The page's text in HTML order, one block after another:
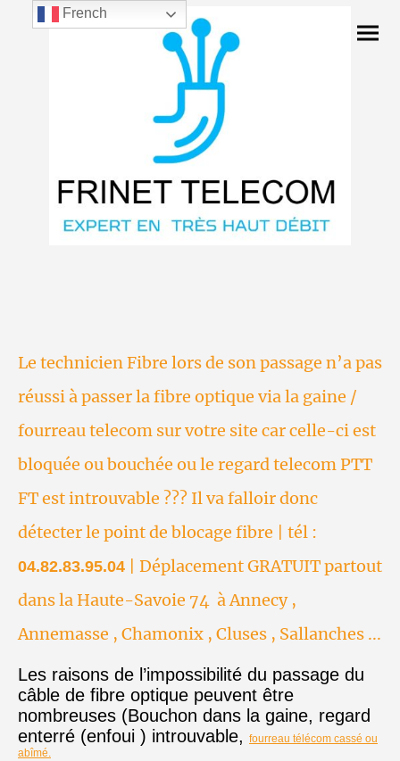
Le technicien Fibre lors de son passage n’a pas
réussi à passer la fibre optique via la gaine /
fourreau telecom sur votre site car celle-ci est
bloquée ou bouchée ou le regard telecom PTT
FT est introuvable ??? Il va falloir donc
détecter le point de blocage fibre | tél :
04.82.83.95.04
| Déplacement GRATUIT partout
dans la Haute-Savoie 74 à Annecy ,
Annemasse , Chamonix , Cluses , Sallanches ...
Les raisons de l’impossibilité du passage du
câble de fibre optique peuvent être
nombreuses (Bouchon dans la gaine, regard
enterré (enfoui ) introuvable, fourreau télécom cassé ou
abîmé.
French